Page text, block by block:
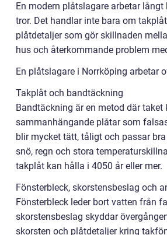
En modern plåtslagare arbetar långt
tror. Det handlar inte bara om
plåtdetaljer som gör skillnaden
hus och återkommande problem
En plåtslagare i Norrköping arbetar
Takplåt och bandtäckning
Bandtäckning är en metod där taket
sammanhängande plåtar som
blir mycket tätt, tåligt och passar
snö, regn och stora
takplåt kan hålla i 4050 år eller mer.
Fönsterbleck, skorstensbeslag och
Fönsterbleck leder bort vatten från
skorstensbeslag skyddar
skorsten och plåtdetaljer kring